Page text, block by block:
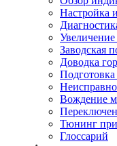
Настройка
Заводская
Доводка
Вождение
Тюнинг
Глоссарий